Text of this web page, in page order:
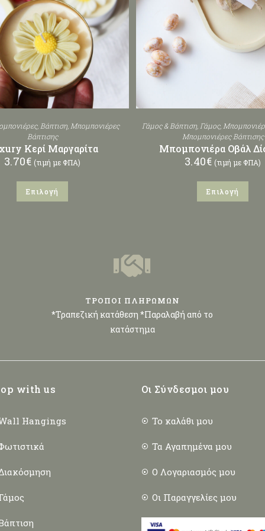
,Βάπτιση,Μπομπονιέρες
Βάπτισης
Κερί Μαργαρίτα
3.70€ (τιμή με ΦΠΑ)
Επιλογή
Γάμος & Βάπτιση,Γάμος,
Μπομπονιέρες Βάπτισης
Μπομπονιέρα Οβάλ
3.40€ (τιμή με ΦΠΑ)
Επιλογή
ΤΡΟΠΟΙ ΠΛΗΡΩΜΩΝ
*Τραπεζική κατάθεση *Παραλαβή από το
κατάστημα
with us
Hangings
Οι Σύνδεσμοι μου
Το καλάθι μου
Τα Αγαπημένα μου
Ο Λογαριασμός μου
Οι Παραγγελίες μου